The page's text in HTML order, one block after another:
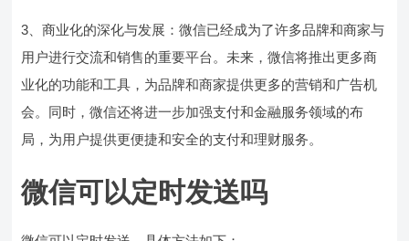
3、商业化的深化与发展：微信已经成为了许多品牌和商家与
用户进行交流和销售的重要平台。未来，微信将推出更多商
业化的功能和工具，为品牌和商家提供更多的营销和广告机
会。同时，微信还将进一步加强支付和金融服务领域的布
局，为用户提供更便捷和安全的支付和理财服务。
微信可以定时发送吗